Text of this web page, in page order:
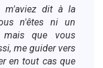
m'aviez dit à la
n'êtes ni un
que vous
me guider vers
en tout cas que